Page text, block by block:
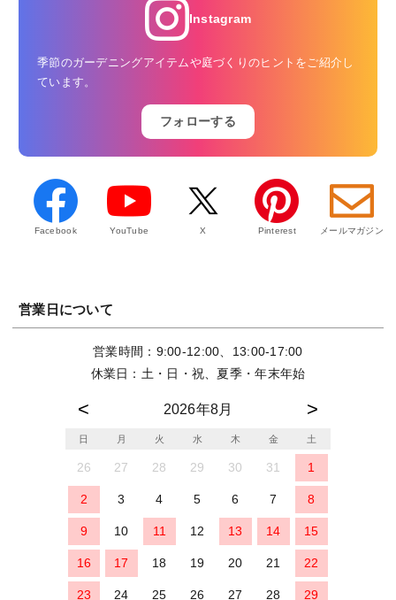
Instagram
季節のガーデニングアイテムや庭づくりのヒントをご紹介し
ています。
フォローする
Facebook YouTube X Pinterest メールマガジン
営業日について
営業時間：9:00-12:00、13:00-17:00
休業日：土・日・祝、夏季・年末年始
2026年8月
日 月 火 水 木 金 土
26 27 28 29 30 31 1
2 3 4 5 6 7 8
9 10 11 12 13 14 15
16 17 18 19 20 21 22
23 24 25 26 27 28 29